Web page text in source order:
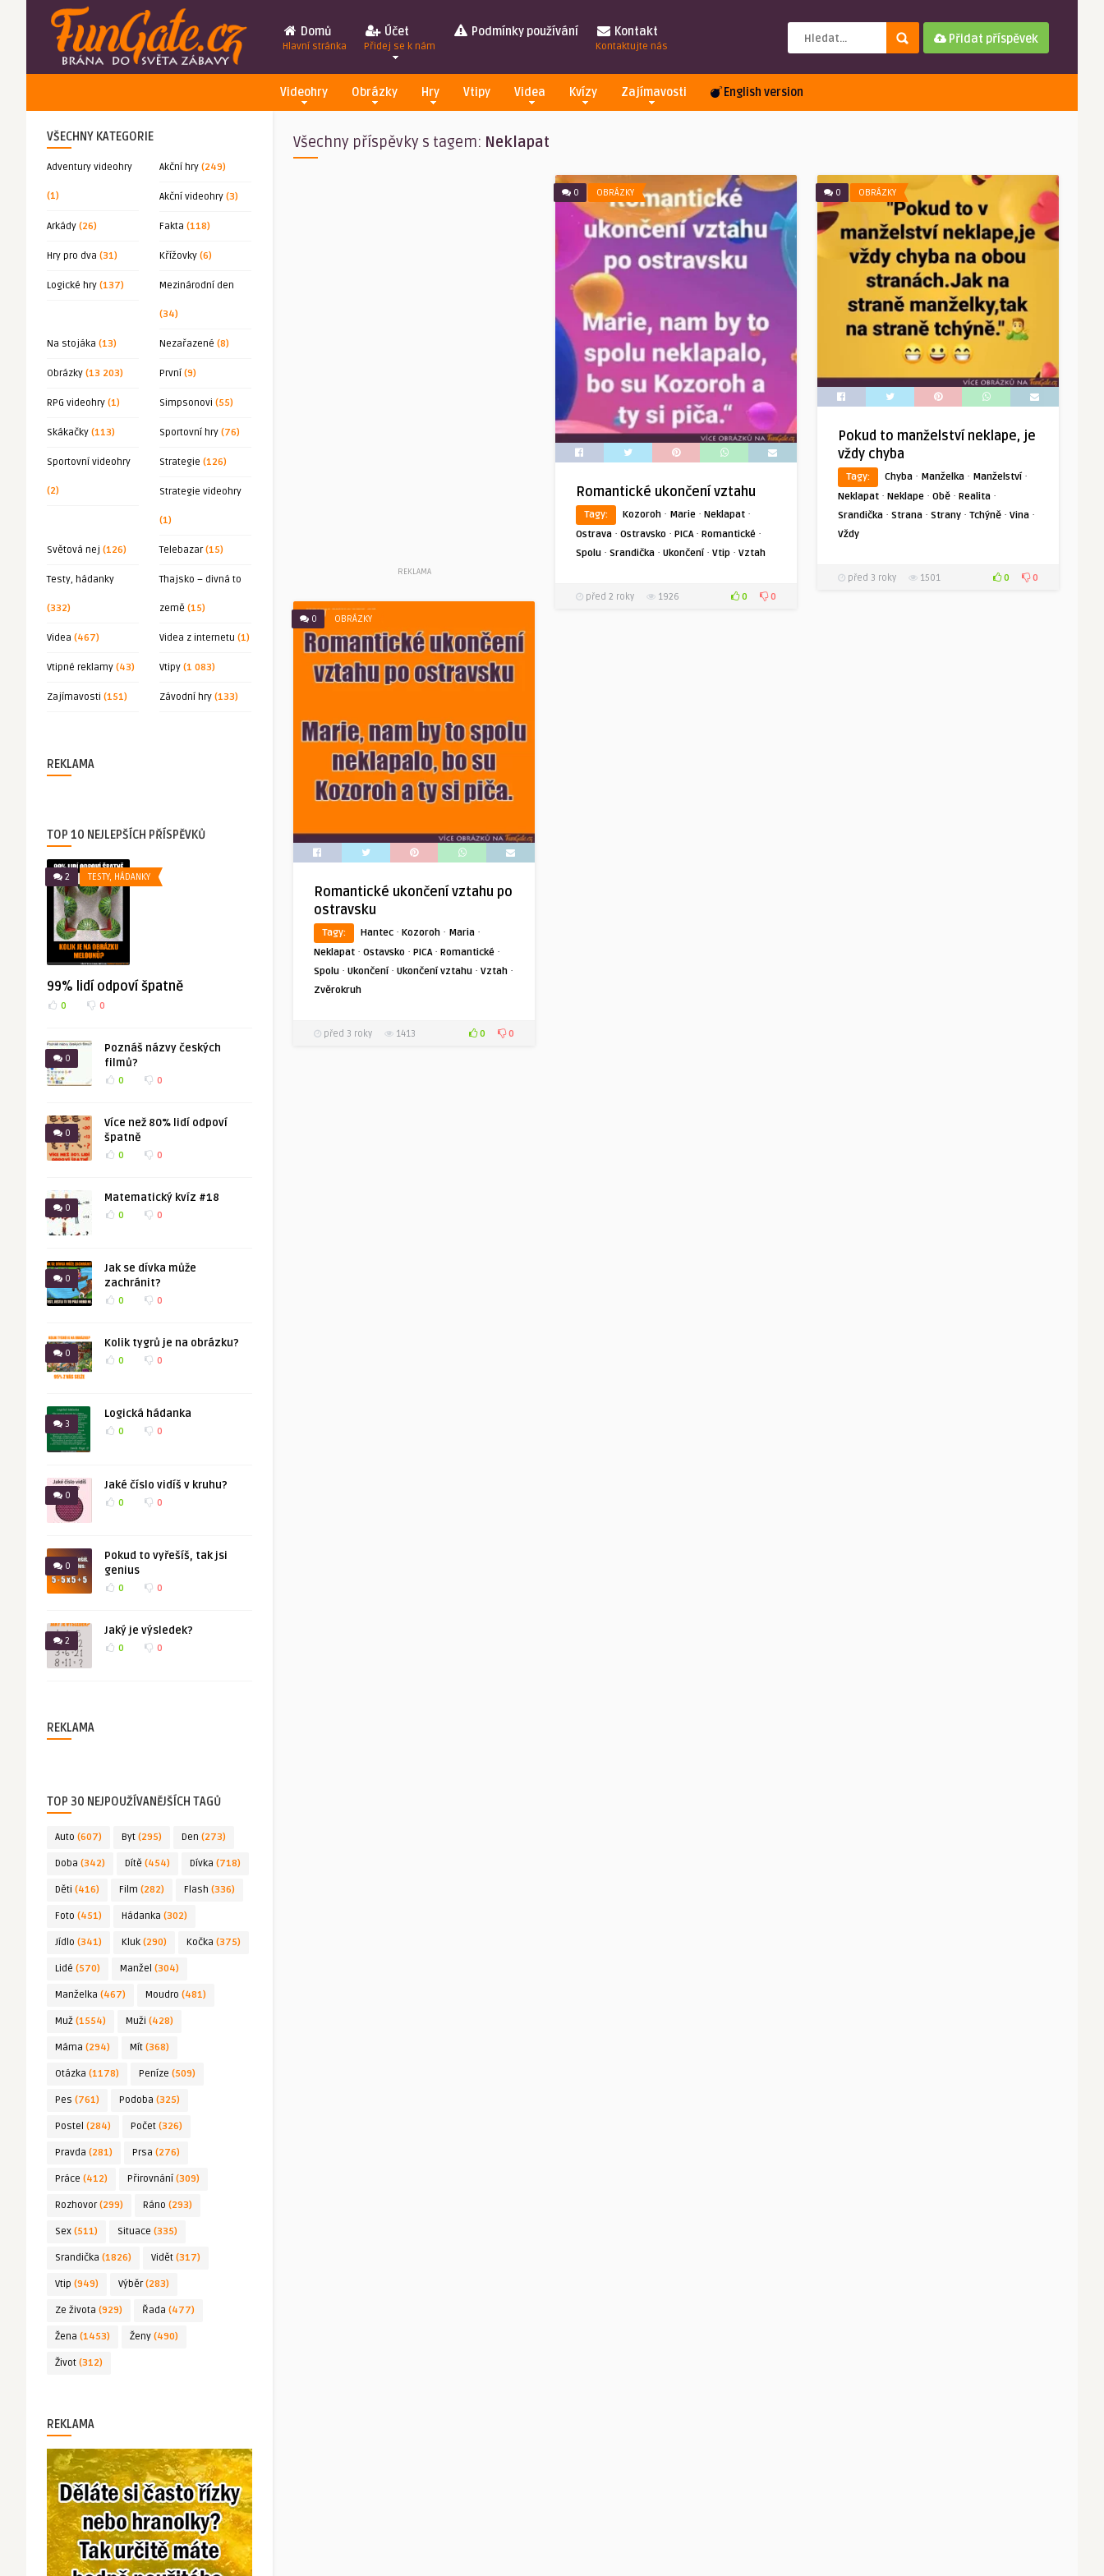
Domů
Hlavní stránka
Účet
Přidej se k nám
Podmínky používání Kontakt
Kontaktujte nás
Přidat příspěvek
Videohry Obrázky Hry Vtipy Videa Kvízy Zajímavosti English version
VŠECHNY KATEGORIE
Adventury videohry
(1)
Akční hry (249)
Akční videohry (3)
Arkády (26) Fakta (118)
Hry pro dva (31) Křížovky (6)
Logické hry (137) Mezinárodní den
(34)
Na stojáka (13) Nezařazené (8)
Obrázky (13 203) První (9)
RPG videohry (1) Simpsonovi (55)
Skákačky (113) Sportovní hry (76)
Sportovní videohry
(2)
Strategie (126)
Strategie videohry
(1)
Světová nej (126) Telebazar(15)
Testy, hádanky
(332)
Thajsko – divná to
země (15)
Videa (467) Videa z internetu (1)
Vtipné reklamy (43) Vtipy (1 083)
Zajímavosti (151) Závodní hry (133)
REKLAMA
TOP 10 NEJLEPŠÍCH PŘÍSPĚVKŮ
2 TESTY, HÁDANKY
99% lidí odpoví špatně
0 0
0
Poznáš názvy českých
filmů?
0 0
0
Více než 80% lidí odpoví
špatně
0 0
0
Matematický kvíz #18
0 0
0
Jak se dívka může
zachránit?
0 0
0
Kolik tygrů je na obrázku?
0 0
3
Logická hádanka
0 0
0
Jaké číslo vidíš v kruhu?
0 0
0
Pokud to vyřešíš, tak jsi
genius
0 0
2
Jaký je výsledek?
0 0
REKLAMA
TOP 30 NEJPOUŽÍVANĚJŠÍCH TAGŮ
Auto (607) Byt (295) Den (273)
Doba (342) Dítě (454) Dívka (718)
Děti (416) Film (282) Flash (336)
Foto (451) Hádanka (302)
Jídlo (341) Kluk (290) Kočka (375)
Lidé (570) Manžel (304)
Manželka (467) Moudro (481)
Muž (1554) Muži (428)
Máma (294) Mít (368)
Otázka (1178) Peníze (509)
Pes (761) Podoba (325)
Postel (284) Počet (326)
Pravda (281) Prsa (276)
Práce (412) Přirovnání (309)
Rozhovor(299) Ráno (293)
Sex (511) Situace (335)
Srandička (1826) Vidět (317)
Vtip (949) Výběr(283)
Ze života (929) Řada (477)
Žena (1453) Ženy (490)
Život (312)
REKLAMA
Všechny příspěvky s tagem: Neklapat
REKLAMA
0 OBRÁZKY
Romantické ukončení vztahu
Tagy: Kozoroh · Marie · Neklapat ·
Ostrava · Ostravsko · PICA· Romantické ·
Spolu · Srandička · Ukončení· Vtip · Vztah
před 2 roky 1926 0 0
0 OBRÁZKY
Pokud to manželství neklape, je
vždy chyba
Tagy: Chyba · Manželka · Manželství·
Neklapat · Neklape · Obě · Realita ·
Srandička · Strana · Strany · Tchýně · Vina ·
Vždy
před 3 roky 1501 0 0
0 OBRÁZKY
Romantické ukončení vztahu po
ostravsku
Tagy: Hantec · Kozoroh · Maria ·
Neklapat · Ostavsko · PICA· Romantické ·
Spolu · Ukončení· Ukončení vztahu · Vztah ·
Zvěrokruh
před 3 roky 1413 0 0